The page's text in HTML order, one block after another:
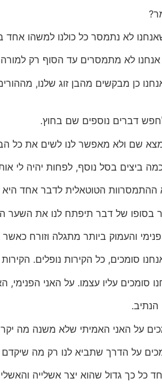
לא נתמסר כל כולנו למשהו
לא מתמסרים עד הסוף רק
כן מבקשים מהבן זוג שלנו,
דברים נוספים שם בחוץ.
שם ולא מאפשר לנו לשים את כל
ביצים בסל נוסף, לפחות יהיה לי
ההתמסרוות הטוטאלית לדבר אחד היא
בסופו של דבר תיפתח לנו את השער
והעמוק ביותר מתגלה וזורח
סומכים, כל הקירות נופלים.
סומכים עליו עצמו. על האני הפנימי,
הנתיב.
על האני האמיתי שלא משנה מה
על הדרך שתביא לנו רק מה שיקדם
כל כך גדול שהוא יצר אשלייה